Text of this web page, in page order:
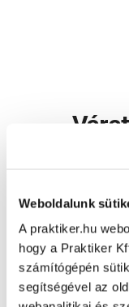
Weboldalunk
A praktiker.hu
hogy a Praktiker
számítógépén
segítségével az